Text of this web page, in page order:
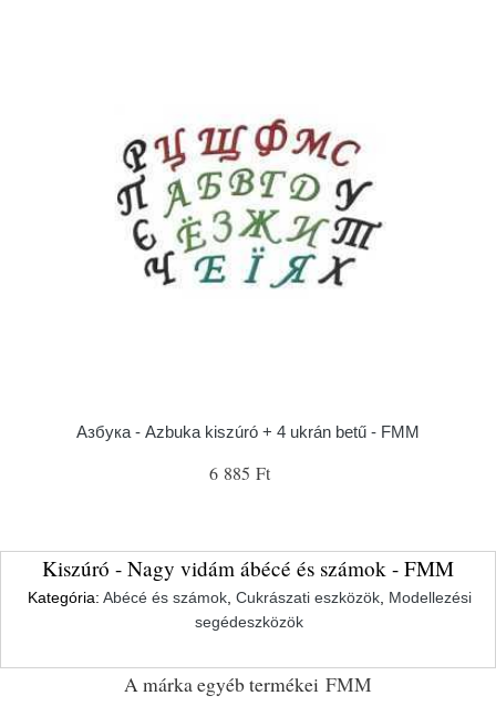
Азбука - Azbuka kiszúró + 4 ukrán betű - FMM
6 885 Ft
Kiszúró - Nagy vidám ábécé és számok - FMM
Kategória: Abécé és számok, Cukrászati eszközök, Modellezési
segédeszközök
A márka egyéb termékei FMM